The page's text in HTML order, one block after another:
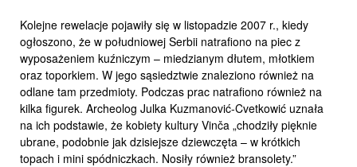
Kolejne rewelacje pojawiły się w listopadzie 2007 r., kiedy
ogłoszono, że w południowej Serbii natrafiono na piec z
wyposażeniem kuźniczym – miedzianym dłutem, młotkiem
oraz toporkiem. W jego sąsiedztwie znaleziono również na
odlane tam przedmioty. Podczas prac natrafiono również na
kilka figurek. Archeolog Julka Kuzmanović-Cvetkowić uznała
na ich podstawie, że kobiety kultury Vinča „chodziły pięknie
ubrane, podobnie jak dzisiejsze dziewczęta – w krótkich
topach i mini spódniczkach. Nosiły również bransolety.”